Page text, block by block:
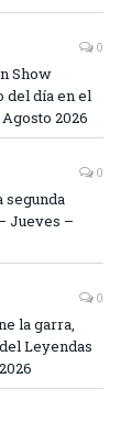
0
Show
del día en el
2026
0
segunda
Jueves –
0
la garra,
Leyendas